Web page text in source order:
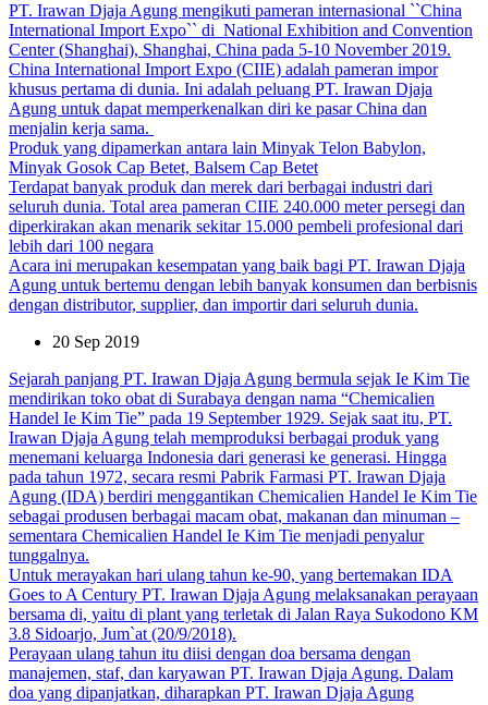
PT. Irawan Djaja Agung mengikuti pameran internasional ``China
International Import Expo`` di National Exhibition and Convention
Center (Shanghai), Shanghai, China pada 5-10 November 2019.
China International Import Expo (CIIE) adalah pameran impor
khusus pertama di dunia. Ini adalah peluang PT. Irawan Djaja
Agung untuk dapat memperkenalkan diri ke pasar China dan
menjalin kerja sama.
Produk yang dipamerkan antara lain Minyak Telon Babylon,
Minyak Gosok Cap Betet, Balsem Cap Betet
Terdapat banyak produk dan merek dari berbagai industri dari
seluruh dunia. Total area pameran CIIE 240.000 meter persegi dan
diperkirakan akan menarik sekitar 15.000 pembeli profesional dari
lebih dari 100 negara
Acara ini merupakan kesempatan yang baik bagi PT. Irawan Djaja
Agung untuk bertemu dengan lebih banyak konsumen dan berbisnis
dengan distributor, supplier, dan importir dari seluruh dunia.
20 Sep 2019
Sejarah panjang PT. Irawan Djaja Agung bermula sejak Ie Kim Tie
mendirikan toko obat di Surabaya dengan nama “Chemicalien
Handel Ie Kim Tie” pada 19 September 1929. Sejak saat itu, PT.
Irawan Djaja Agung telah memproduksi berbagai produk yang
menemani keluarga Indonesia dari generasi ke generasi. Hingga
pada tahun 1972, secara resmi Pabrik Farmasi PT. Irawan Djaja
Agung (IDA) berdiri menggantikan Chemicalien Handel Ie Kim Tie
sebagai produsen berbagai macam obat, makanan dan minuman –
sementara Chemicalien Handel Ie Kim Tie menjadi penyalur
tunggalnya.
Untuk merayakan hari ulang tahun ke-90, yang bertemakan IDA
Goes to A Century PT. Irawan Djaja Agung melaksanakan perayaan
bersama di, yaitu di plant yang terletak di Jalan Raya Sukodono KM
3.8 Sidoarjo, Jum`at (20/9/2018).
Perayaan ulang tahun itu diisi dengan doa bersama dengan
manajemen, staf, dan karyawan PT. Irawan Djaja Agung. Dalam
doa yang dipanjatkan, diharapkan PT. Irawan Djaja Agung